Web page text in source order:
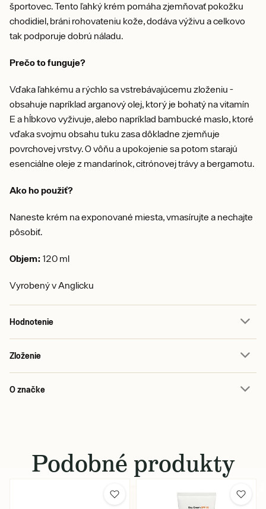
športovec. Tento ľahký krém pomáha zjemňovať pokožku
chodidiel, bráni rohovateniu kože, dodáva výživu a celkovo
tak podporuje dobrú náladu.
Prečo to funguje?
Vďaka ľahkému a rýchlo sa vstrebávajúcemu zloženiu -
obsahuje napríklad arganový olej, ktorý je bohatý na vitamín
E a hĺbkovo vyživuje, alebo napríklad bambucké maslo, ktoré
vďaka svojmu obsahu tuku zasa dôkladne zjemňuje
povrchovej vrstvy. O vôňu a upokojenie sa potom starajú
esenciálne oleje z mandarínok, citrónovej trávy a bergamotu.
Ako ho použiť?
Naneste krém na exponované miesta, vmasírujte a nechajte
pôsobiť.
Objem: 120 ml
Vyrobený v Anglicku
Hodnotenie
Zloženie
O značke
Podobné produkty